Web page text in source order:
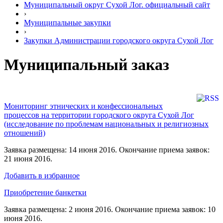
Муниципальный округ Сухой Лог. официальный сайт
›
Муниципальные закупки
›
Закупки Администрации городского округа Сухой Лог
Муниципальный заказ
Мониторинг этнических и конфессиональных
процессов на территории городского округа Сухой Лог
(исследование по проблемам национальных и религиозных
отношений)
Заявка размещена: 14 июня 2016. Окончание приема заявок:
21 июня 2016.
Добавить в избранное
Приобретение банкетки
Заявка размещена: 2 июня 2016. Окончание приема заявок: 10
июня 2016.